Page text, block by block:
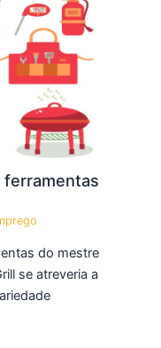
ferramentas
do mestre
se atreveria a